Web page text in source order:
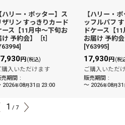
ハリー・ポッター】ス
ザリン すっきりカード
ース【11月中〜下旬お
け 予約会】［t］
]
円(税込)
購入いただけます
期間 :
2026年08月31 日 23:00
【ハリー・
ッフルパフ
ドケース【
お届け 予約
[Y63995]
17,930円(税
ご購入いただ
販売期間 :
～ 2026年08月31
1 / 7